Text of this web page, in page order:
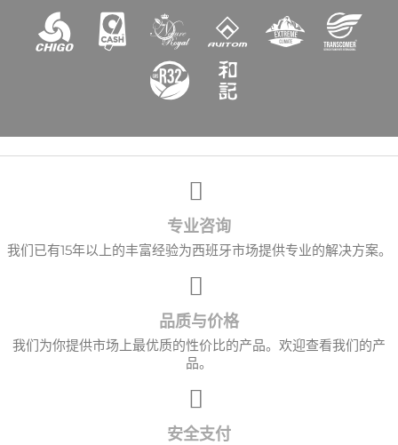
专业咨询
我们已有15年以上的丰富经验为西班牙市场提供专业的解决方案。
品质与价格
我们为你提供市场上最优质的性价比的产品。欢迎查看我们的产
品。
安全支付